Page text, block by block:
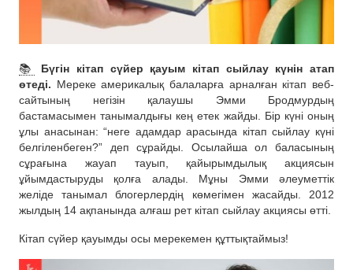
📚
Бүгін кітап сүйер қауым кітап сыйлау күнін атап
өтеді. Мереке америкалық балаларға арналған кітап веб-
сайтының негізін қалаушы Эмми Бродмурдың
бастамасымен танымалдығы кең етек жайды. Бір күні оның
ұлы анасынан: “неге адамдар арасында кітап сыйлау күні
белгіленбеген?” деп сұрайды. Осылайша ол баласының
сұрағына жауап тауып, қайырымдылық акциясын
ұйымдастыруды қолға алады. Мұны Эмми әлеуметтік
желіде танымал блогерлердің көмегімен жасайды. 2012
жылдың 14 ақпанында алғаш рет кітап сыйлау акциясы өтті.
Кітап сүйер қауымды осы мерекемен құттықтаймыз!